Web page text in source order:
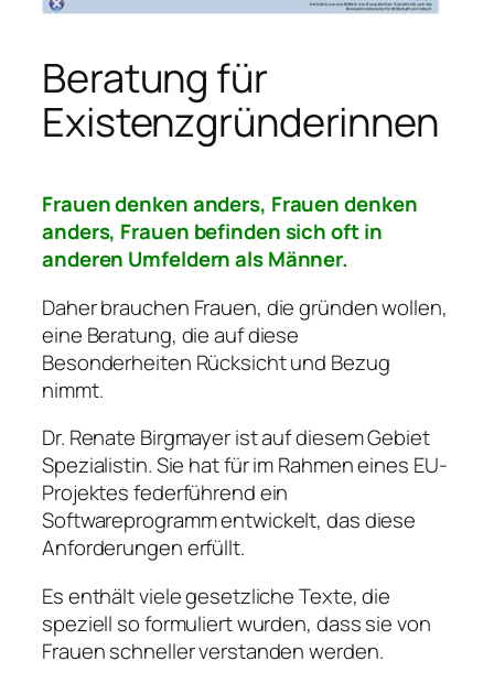
Beratung für
Existenzgründerinnen
Frauen denken anders, Frauen denken
anders, Frauen befinden sich oft in
anderen Umfeldern als Männer.
Daher brauchen Frauen, die gründen wollen,
eine Beratung, die auf diese
Besonderheiten Rücksicht und Bezug
nimmt.
Dr. Renate Birgmayer ist auf diesem Gebiet
Spezialistin. Sie hat für im Rahmen eines EU-
Projektes federführend ein
Softwareprogramm entwickelt, das diese
Anforderungen erfüllt.
Es enthält viele gesetzliche Texte, die
speziell so formuliert wurden, dass sie von
Frauen schneller verstanden werden.